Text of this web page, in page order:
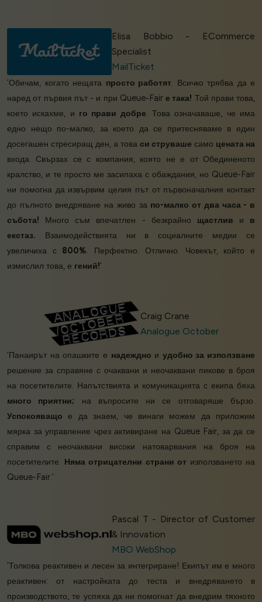
Elisa Bobbio - ECommerce
Specialist
MailTicket
‘Обичам, когато нещата просто работят. Всичко трябва да е
наред от първия път - и при Queue-Fair е така! Той прави това,
което искахме, и го прави добре. Това означаваше, че има
едно нещо по-малко, за което да се притесняваме в един
досегашен стресиращ ден, а това си струваше само цената на
входа. Свързах се с компания, която не е от Обединеното
кралство, и те просто ме засипаха с обаждания, но Queue-Fair
ни помогна да извървим целия път от първоначалния контакт
до пълното внедряване на живо за по-малко от два часа - в
събота! Много съм впечатлен - безкрайно щастлив и в
екстаз. Взаимодействията ни в социалните медии се
увеличиха с 800%. Перфектно. Отлично. Човекът, който е
измислил това, е гений!’
Craig Crane
Analogue October
‘Панаирът на опашките е надеждно и удобно за използване
решение за справяне с очаквани и неочаквани пикове в броя
на посетителите. Напътствията и комуникацията с екипа бяха
много приятни; на въпросите ни се отговаряше бързо.
Успокояващо е да знаем, че винаги можем да приложим
мярка за управление чрез активиране на Queue Fair, за да се
справим с неочаквани високи натоварвания на броя на
посетителите. Няма отрицателни страни отизползването на
Queue-Fair.’
Pascal T - Director of Customer
& Innovation
MBO WebShop
‘Толкова реактивен и лесен за интегриране! Екипът им е много
реактивен: от настройката до теста и внедряването в
производството, те успяха да ни помогнат да внедрим тяхното